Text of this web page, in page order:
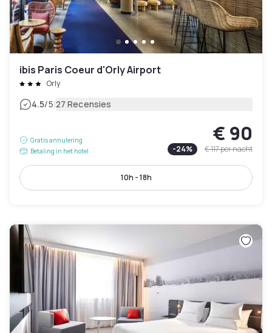
ibis Paris Coeur d'Orly Airport
Orly
4.5/5|27 Recensies
Gratis annulering
Betaling in het hotel
€ 90
-24% € 117per nacht
10h - 18h